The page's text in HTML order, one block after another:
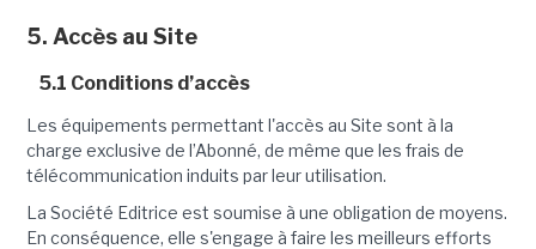
5. Accès au Site
5.1 Conditions d’accès
Les équipements permettant l'accès au Site sont à la
charge exclusive de l’Abonné, de même que les frais de
télécommunication induits par leur utilisation.
La Société Editrice est soumise à une obligation de moyens.
En conséquence, elle s'engage à faire les meilleurs efforts